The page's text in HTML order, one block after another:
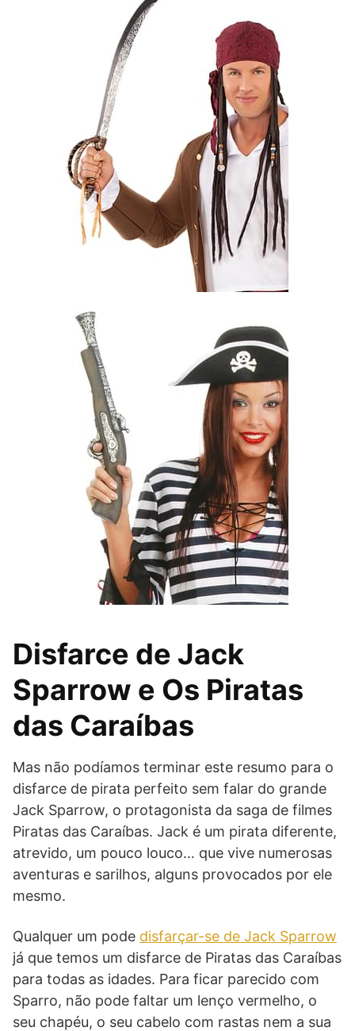
Disfarce de Jack
Sparrow e Os Piratas
das Caraíbas
Mas não podíamos terminar este resumo para o
disfarce de pirata perfeito sem falar do grande
Jack Sparrow, o protagonista da saga de filmes
Piratas das Caraíbas. Jack é um pirata diferente,
atrevido, um pouco louco… que vive numerosas
aventuras e sarilhos, alguns provocados por ele
mesmo.
Qualquer um pode disfarçar-se de Jack Sparrow
já que temos um disfarce de Piratas das Caraíbas
para todas as idades. Para ficar parecido com
Sparro, não pode faltar um lenço vermelho, o
seu chapéu, o seu cabelo com rastas nem a sua